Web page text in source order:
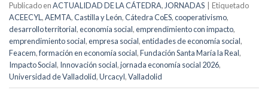
Publicado enACTUALIDAD DE LA CÁTEDRA, JORNADAS
Etiquetado
ACEECYL ,AEMTA,Castilla y León,Cátedra CoES,cooperativismo,
desarrollo territorial,economía social,emprendimiento con impacto,
emprendimiento social,empresa social,entidades de economía social,
Feacem,formación en economía social,Fundación Santa María la Real,
Impacto Social, Innovación social,jornada economía social 2026,
Universidad de Valladolid,Urcacyl,Valladolid